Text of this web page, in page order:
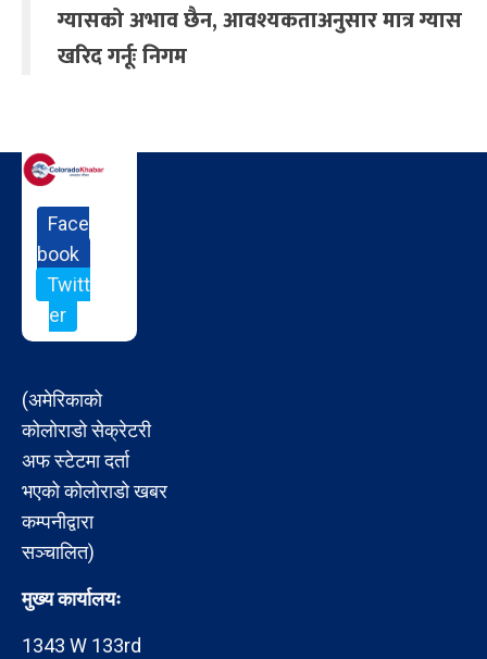
ग्यासको अभाव छैन, आवश्यकताअनुसार मात्र ग्यास
खरिद गर्नूः निगम
Face
book
Twitt
er
(अमेरिकाको
कोलोराडो सेक्रेटरी
अफ स्टेटमा दर्ता
भएको कोलोराडो खबर
कम्पनीद्वारा
सञ्चालित)
मुख्य कार्यालयः
1343 W 133rd